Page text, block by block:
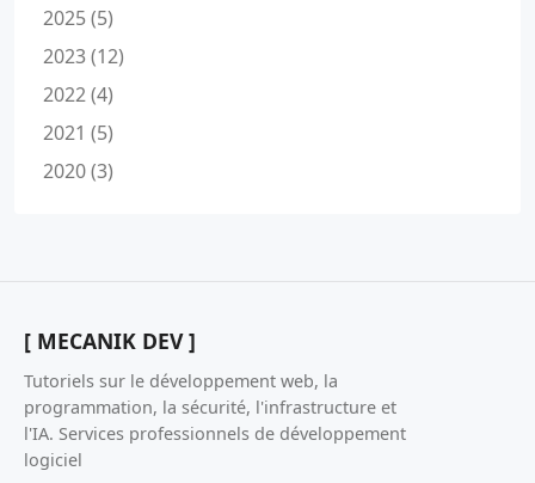
2025 (5)
2023 (12)
2022 (4)
2021 (5)
2020 (3)
[ MECANIK DEV ]
Tutoriels sur le développement web, la
programmation, la sécurité, l'infrastructure et
l'IA. Services professionnels de développement
logiciel